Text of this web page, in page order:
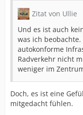
Zitat von Ullie
Und es ist auch
was ich
autokonforme
Radverkehr nicht
weniger im
Doch, es ist eine
mitgedacht fühlen.